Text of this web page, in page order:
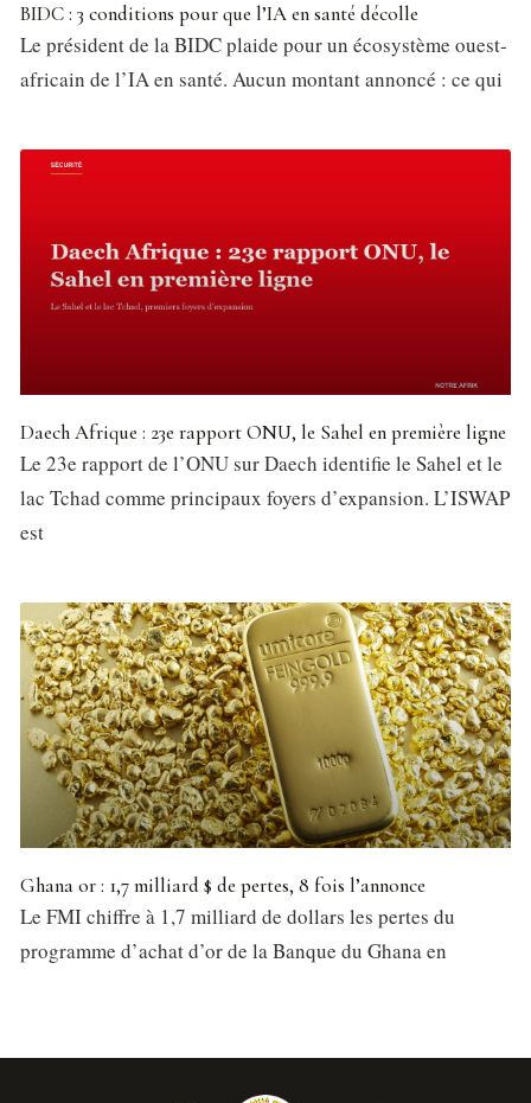
BIDC : 3 conditions pour que l’IA en santé décolle
Le président de la BIDC plaide pour un écosystème ouest-
africain de l’IA en santé. Aucun montant annoncé : ce qui
Daech Afrique : 23e rapport ONU, le Sahel en première ligne
Le 23e rapport de l’ONU sur Daech identifie le Sahel et le
lac Tchad comme principaux foyers d’expansion. L’ISWAP
est
Ghana or : 1,7 milliard $ de pertes, 8 fois l’annonce
Le FMI chiffre à 1,7 milliard de dollars les pertes du
programme d’achat d’or de la Banque du Ghana en